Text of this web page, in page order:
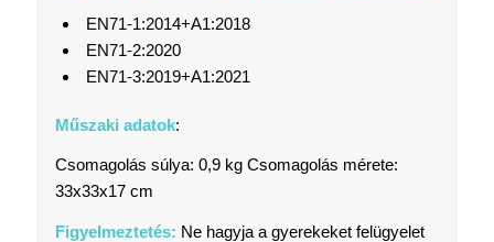
EN71-1:2014+A1:2018
EN71-2:2020
EN71-3:2019+A1:2021
Műszaki adatok:
Csomagolás súlya: 0,9 kg Csomagolás mérete:
33x33x17 cm
Figyelmeztetés: Ne hagyja a gyerekeket felügyelet